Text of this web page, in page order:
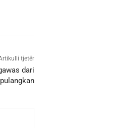
tjetër
dari